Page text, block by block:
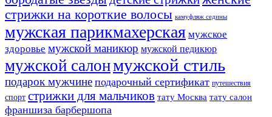
стрижки на короткие волосы камуфляж седины
мужская парикмахерская мужское
здоровье мужской маникюр мужской педикюр
мужской салонмужской стиль
подарок мужчине подарочный сертификат путешествия
спорт стрижки для мальчиков тату Москва тату салон
франшиза барбершопа